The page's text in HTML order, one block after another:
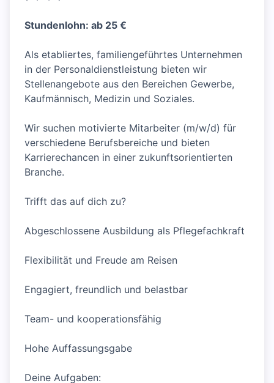
Stundenlohn: ab 25 €
Als etabliertes, familiengeführtes Unternehmen
in der Personaldienstleistung bieten wir
Stellenangebote aus den Bereichen Gewerbe,
Kaufmännisch, Medizin und Soziales.
Wir suchen motivierte Mitarbeiter (m/w/d) für
verschiedene Berufsbereiche und bieten
Karrierechancen in einer zukunftsorientierten
Branche.
Trifft das auf dich zu?
Abgeschlossene Ausbildung als Pflegefachkraft
Flexibilität und Freude am Reisen
Engagiert, freundlich und belastbar
Team- und kooperationsfähig
Hohe Auffassungsgabe
Deine Aufgaben: